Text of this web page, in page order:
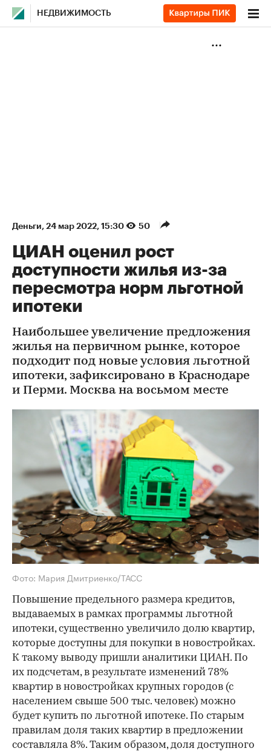
НЕДВИЖИМОСТЬ
Деньги⁠, 24 мар 2022, 15:30 50
ЦИАН оценил рост
доступности жилья из-за
пересмотра норм льготной
ипотеки
Наибольшее увеличение предложения
жилья на первичном рынке, которое
подходит под новые условия льготной
ипотеки, зафиксировано в Краснодаре
и Перми. Москва на восьмом месте
Фото: Мария Дмитриенко/ТАСС
Повышение предельного размера кредитов,
выдаваемых в рамках программы льготной
ипотеки, существенно увеличило долю квартир,
которые доступны для покупки в новостройках.
К такому выводу пришли аналитики ЦИАН. По
их подсчетам, в результате изменений 78%
квартир в новостройках крупных городов (с
населением свыше 500 тыс. человек) можно
будет купить по льготной ипотеке. По старым
правилам доля таких квартир в предложении
составляла 8%. Таким образом, доля доступного